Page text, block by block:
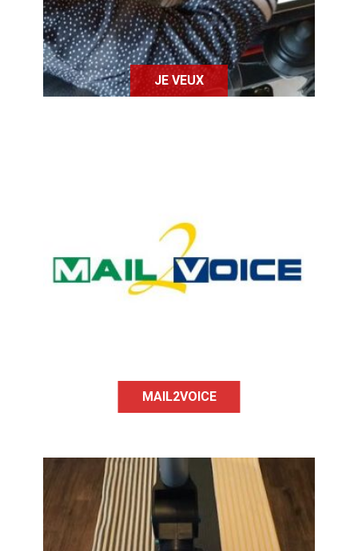
JE VEUX
MAIL2VOICE
Mail2voice est une boite mail
simplifiée et adaptée qui possède un
enregistrement audio pour l’envoi de
mail et une synthèse vocale pour la